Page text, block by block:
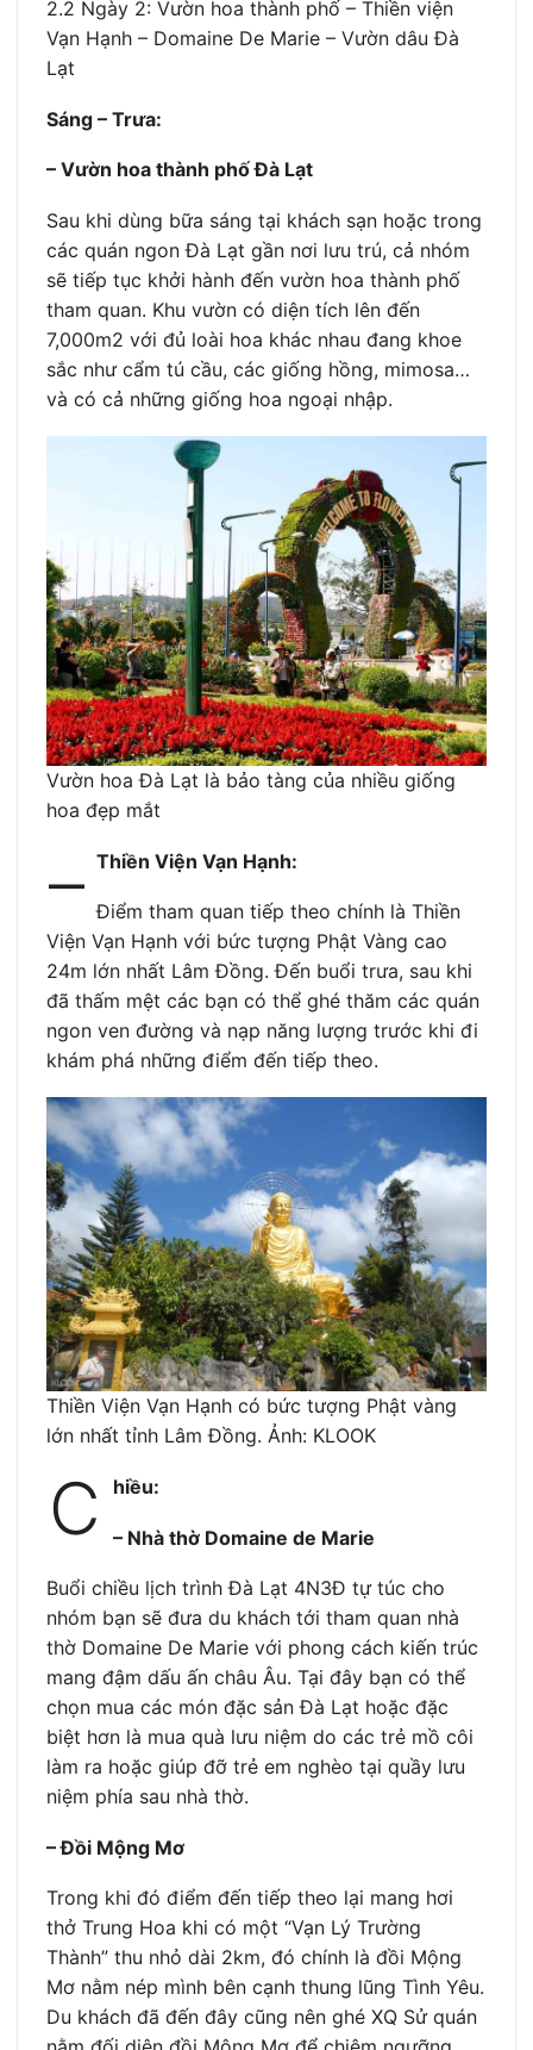
2.2 Ngày 2: Vườn hoa thành phố – Thiền viện
Vạn Hạnh – Domaine De Marie – Vườn dâu Đà
Lạt
Sáng – Trưa:
– Vườn hoa thành phố Đà Lạt
Sau khi dùng bữa sáng tại khách sạn hoặc trong
các quán ngon Đà Lạt gần nơi lưu trú, cả nhóm
sẽ tiếp tục khởi hành đến vườn hoa thành phố
tham quan. Khu vườn có diện tích lên đến
7,000m2 với đủ loài hoa khác nhau đang khoe
sắc như cẩm tú cầu, các giống hồng, mimosa…
và có cả những giống hoa ngoại nhập.
Vườn hoa Đà Lạt là bảo tàng của nhiều giống
hoa đẹp mắt
– Thiền Viện Vạn Hạnh:
Điểm tham quan tiếp theo chính là Thiền
Viện Vạn Hạnh với bức tượng Phật Vàng cao
24m lớn nhất Lâm Đồng. Đến buổi trưa, sau khi
đã thấm mệt các bạn có thể ghé thăm các quán
ngon ven đường và nạp năng lượng trước khi đi
khám phá những điểm đến tiếp theo.
Thiền Viện Vạn Hạnh có bức tượng Phật vàng
lớn nhất tỉnh Lâm Đồng. Ảnh: KLOOK
C hiều:
– Nhà thờ Domaine de Marie
Buổi chiều lịch trình Đà Lạt 4N3Đ tự túc cho
nhóm bạn sẽ đưa du khách tới tham quan nhà
thờ Domaine De Marie với phong cách kiến trúc
mang đậm dấu ấn châu Âu. Tại đây bạn có thể
chọn mua các món đặc sản Đà Lạt hoặc đặc
biệt hơn là mua quà lưu niệm do các trẻ mồ côi
làm ra hoặc giúp đỡ trẻ em nghèo tại quầy lưu
niệm phía sau nhà thờ.
– Đồi Mộng Mơ
Trong khi đó điểm đến tiếp theo lại mang hơi
thở Trung Hoa khi có một “Vạn Lý Trường
Thành” thu nhỏ dài 2km, đó chính là đồi Mộng
Mơ nằm nép mình bên cạnh thung lũng Tình Yêu.
Du khách đã đến đây cũng nên ghé XQ Sử quán